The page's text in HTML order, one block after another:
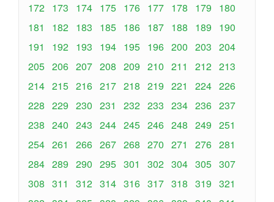
172 173 174 175 176 177 178 179
180
181
182 183 185 186 187 188 189
190
191
192 193 194 195 196 200 203 204
205 206 207 208 209 210 211 212 213
214 215 216 217 218 219 221 224 226
228 229 230 231 232 233 234 236 237
238 240 243 244 245 246 248 249 251
254 261 266 267 268 270 271 276 281
284 289 290 295 301 302 304 305 307
308 311 312 314 316 317 318 319 321